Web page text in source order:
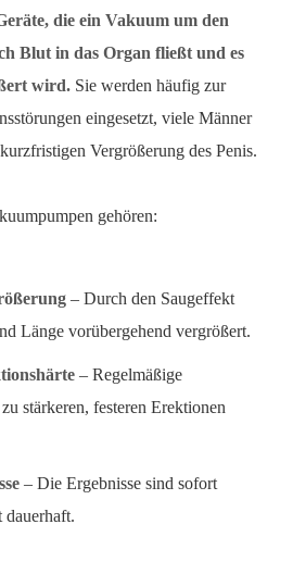
die ein Vakuum um den
Blut in das Organ fließt und es
wird. Sie werden häufig zur
eingesetzt, viele Männer
Vergrößerung des Penis.
gehören:
– Durch den Saugeffekt
Länge vorübergehend vergrößert.
– Regelmäßige
stärkeren, festeren Erektionen
– Die Ergebnisse sind sofort
dauerhaft.